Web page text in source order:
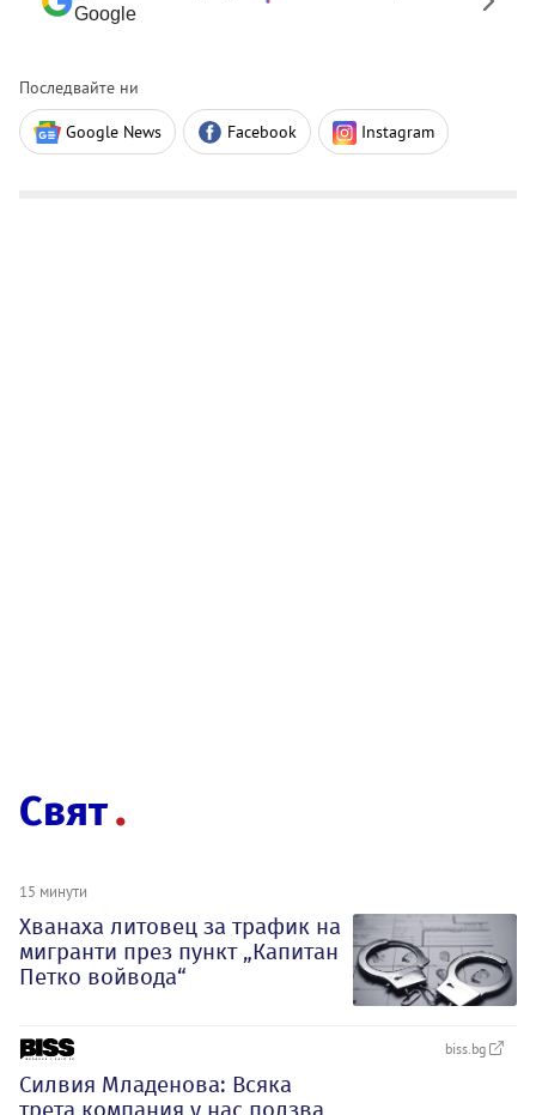
Google
Последвайте ни
Google News Facebook Instagram
Свят
15 минути
Хванаха литовец за трафик на
мигранти през пункт „Капитан
Петко войвода“
biss.bg
Силвия Младенова: Всяка
трета компания у нас ползва